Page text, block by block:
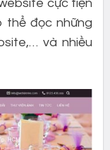
cực tiện
thể đọc những
và nhiều